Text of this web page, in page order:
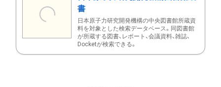
書
日本原子力研究開発機構の中央図書館所蔵資
料を対象とした検索データベース。同図書館
が所蔵する図書、レポート、会議資料、雑誌、
Docketが検索できる。